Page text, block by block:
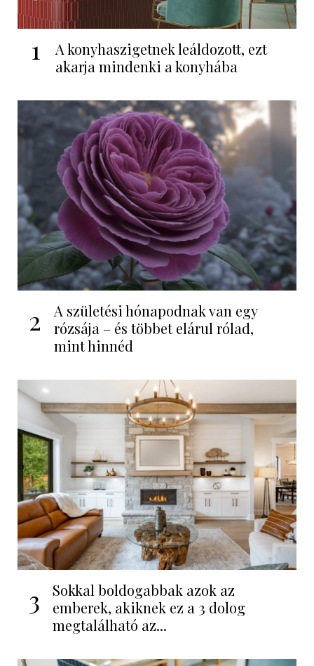
1
A konyhaszigetnek leáldozott, ezt
akarja mindenki a konyhába
2
A születési hónapodnak van egy
rózsája – és többet elárul rólad,
mint hinnéd
3
Sokkal boldogabbak azok az
emberek, akiknek ez a 3 dolog
megtalálható az...